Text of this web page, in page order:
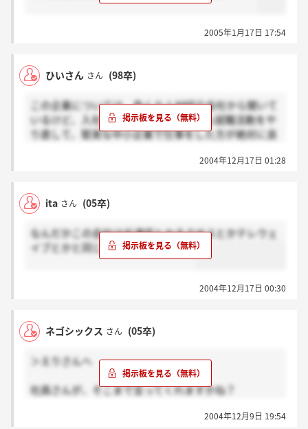
2005年1月17日 17:54
ひいさん さん (98卒)
この企業については、色んな人材紹介会社から聞いて
いるけど、入社を迷っているくらいなら就職活動をや
り直して、堅実な中小企業で仕事をした方が絶対に良
方は、人事等から来る書類やメールの文章能力を見て
ば、次は高額商品の押し売り販売職しか無いでしょ
う。給料に魅せられて入社するのは後悔間違いなしで
うにして下さい。詳しい企業情報は帝国データバンク
で見れますので、利益額が記載していない事に注目し
てください。拝見した九州支社はビルの外観は綺麗で
うるさく、いつでも撤退できるような雰囲気でした。
で、少しでも余裕がある方は、他に挑戦なさった方が
まだ間に合います。ちなみに、中途として、私は面接
だきました。
2004年12月17日 01:28
ita さん (05卒)
なんだかこの会社は光通信とかネクサスとかテレウェ
イブとかと同じニオイがしますね。
2004年12月17日 00:30
ネゴシックス さん (05卒)
＞えりさんへ
社員さんが、そこまで言ってくれますかね？
えない事って、あるように感じました。。2004年12月9日 19:54